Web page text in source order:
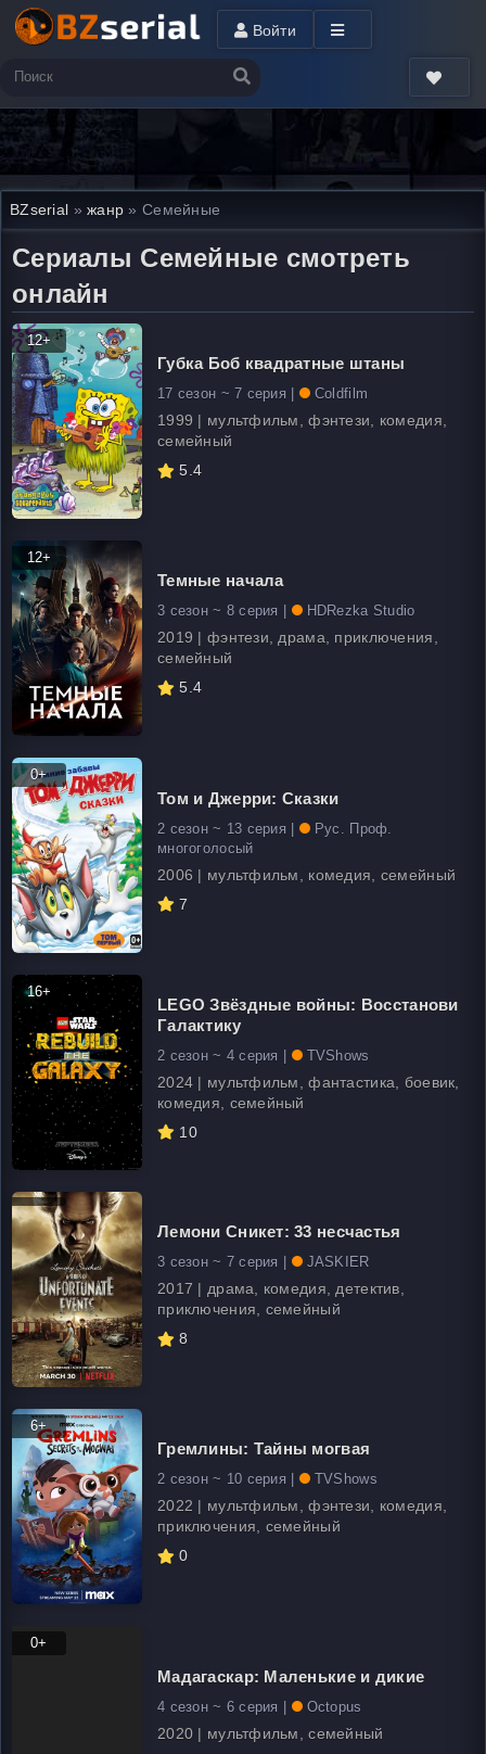
Войти
BZserial »жанр » Семейные
Сериалы Семейные смотреть
онлайн
12+
Губка Боб квадратные штаны
17 сезон ~ 7 серия | Coldfilm
1999 | мультфильм, фэнтези, комедия,
семейный
5.4
12+
Темные начала
3 сезон ~ 8 серия | HDRezka Studio
2019 | фэнтези, драма, приключения,
семейный
5.4
0+
Том и Джерри: Сказки
2 сезон ~ 13 серия |
Рус. Проф.
многоголосый
2006 | мультфильм, комедия, семейный
7
16+
LEGO Звёздные войны: Восстанови
Галактику
2 сезон ~ 4 серия | TVShows
2024 | мультфильм, фантастика, боевик,
комедия, семейный
10
Лемони Сникет: 33 несчастья
3 сезон ~ 7 серия | JASKIER
2017 | драма, комедия, детектив,
приключения, семейный
8
6+
Гремлины: Тайны могвая
2 сезон ~ 10 серия | TVShows
2022 | мультфильм, фэнтези, комедия,
приключения, семейный
0
0+
Мадагаскар: Маленькие и дикие
4 сезон ~ 6 серия | Octopus
2020 | мультфильм, семейный